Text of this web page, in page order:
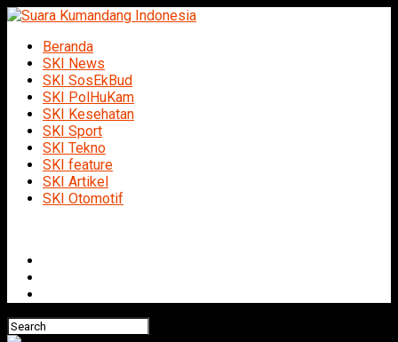
Beranda
SKI News
SKI SosEkBud
SKI PolHuKam
SKI Kesehatan
SKI Sport
SKI Tekno
SKI feature
SKI Artikel
SKI Otomotif